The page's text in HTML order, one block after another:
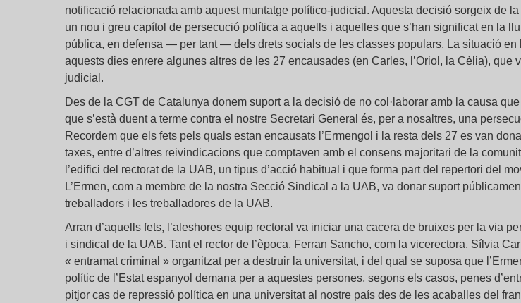
notificació relacionada amb aquest muntatge político-judicial. Aquesta decisió sorgeix de
un nou i greu capítol de persecució política a aquells i aquelles que s’han significat en la
pública, en defensa — per tant — dels drets socials de les classes populars. La situació
aquests dies enrere algunes altres de les 27 encausades (en Carles, l’Oriol, la Cèlia),
judicial.
Des de la CGT de Catalunya donem suport a la decisió de no col·laborar amb la causa
que s’està duent a terme contra el nostre Secretari General és, per a nosaltres, una
Recordem que els fets pels quals estan encausats l’Ermengol i la resta dels 27 es van
taxes, entre d’altres reivindicacions que comptaven amb el consens majoritari de la
l’edifici del rectorat de la UAB, un tipus d’acció habitual i que forma part del repertori del
L’Ermen, com a membre de la nostra Secció Sindical a la UAB, va donar suport
treballadors i les treballadores de la UAB.
Arran d’aquells fets, l’aleshores equip rectoral va iniciar una cacera de bruixes per la via
i sindical de la UAB. Tant el rector de l’època, Ferran Sancho, com la vicerectora, Sílvia
« entramat criminal » organitzat per a destruir la universitat, i del qual se suposa que
polític de l’Estat espanyol demana per a aquestes persones, segons els casos, penes
pitjor cas de repressió política en una universitat al nostre país des de les acaballes del